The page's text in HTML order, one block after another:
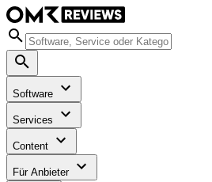
Software
Services
Content
Für Anbieter